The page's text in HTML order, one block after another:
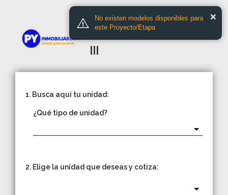
PROYECTO
NOGALES DE NOS
III
1. Busca aquí tu unidad:
¿Qué tipo de unidad?
2. Elige la unidad que deseas y cotiza:
×
No existen modelos disponibles para
este Proyecto/Etapa